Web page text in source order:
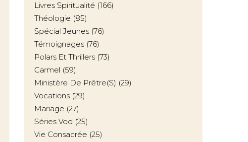
Livres Spiritualité (166)
Théologie (85)
Spécial Jeunes (76)
Témoignages (76)
Polars Et Thrillers (73)
Carmel (59)
Ministère De Prêtre(s) (29)
Vocations (29)
Mariage (27)
Séries Vod (25)
Vie Consacrée (25)